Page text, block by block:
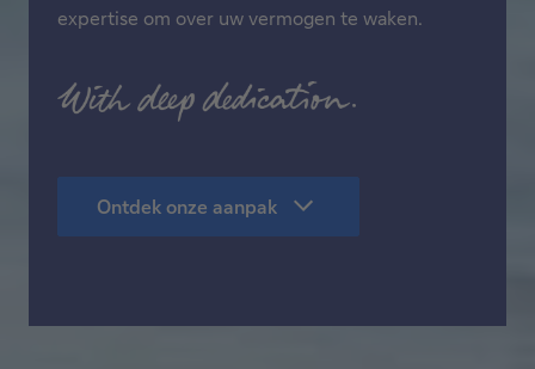
expertise om over uw vermogen te waken.
Ontdek onze aanpak